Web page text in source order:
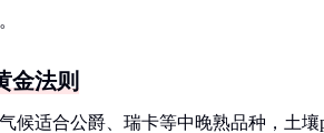
金法则
候适合公爵、瑞卡等中晚熟品种，土